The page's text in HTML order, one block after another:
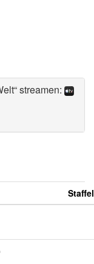
streamen:
Staffel